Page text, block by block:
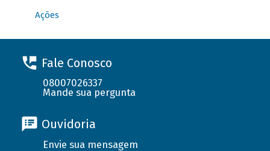
Ações
Fale Conosco
08007026337
Mande sua pergunta
Ouvidoria
Envie sua mensagem